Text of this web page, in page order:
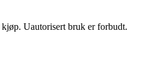
Uautorisert bruk er forbudt.